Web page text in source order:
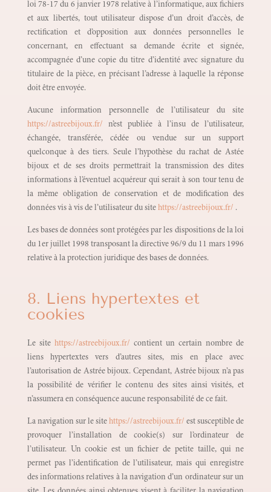
loi 78-17 du 6 janvier 1978 relative à l’informatique, aux fichiers
et aux libertés, tout utilisateur dispose d’un droit d’accès, de
rectification et d’opposition aux données personnelles le
concernant, en effectuant sa demande écrite et signée,
accompagnée d’une copie du titre d’identité avec signature du
titulaire de la pièce, en précisant l’adresse à laquelle la réponse
doit être envoyée.
Aucune information personnelle de l’utilisateur du site
https://astreebijoux.fr/ n’est publiée à l’insu de l’utilisateur,
échangée, transférée, cédée ou vendue sur un support
quelconque à des tiers. Seule l’hypothèse du rachat de Astée
bijoux et de ses droits permettrait la transmission des dites
informations à l’éventuel acquéreur qui serait à son tour tenu de
la même obligation de conservation et de modification des
données vis à vis de l’utilisateur du site https://astreebijoux.fr/ .
Les bases de données sont protégées par les dispositions de la loi
du 1er juillet 1998 transposant la directive 96/9 du 11 mars 1996
relative à la protection juridique des bases de données.
8. Liens hypertextes et
cookies
Le sitehttps://astreebijoux.fr/ contient un certain nombre de
liens hypertextes vers d’autres sites, mis en place avec
l’autorisation de Astrée bijoux. Cependant, Astrée bijoux n’a pas
la possibilité de vérifier le contenu des sites ainsi visités, et
n’assumera en conséquence aucune responsabilité de ce fait.
La navigation sur le sitehttps://astreebijoux.fr/ est susceptible de
provoquer l’installation de cookie(s) sur l’ordinateur de
l’utilisateur. Un cookie est un fichier de petite taille, qui ne
permet pas l’identification de l’utilisateur, mais qui enregistre
des informations relatives à la navigation d’un ordinateur sur un